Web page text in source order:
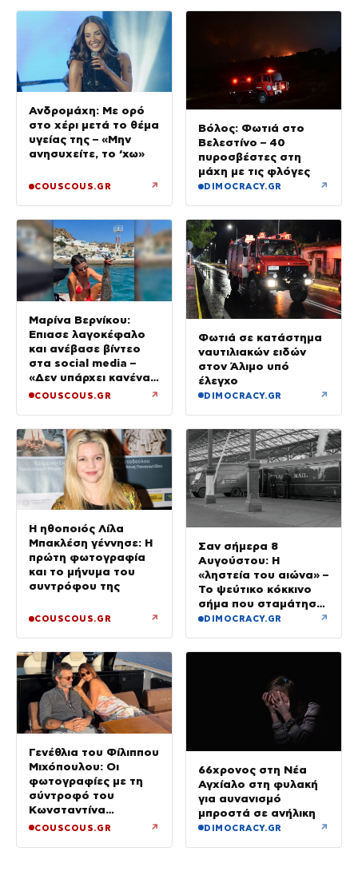
Ανδρομάχη: Με ορό
στο χέρι μετά το θέμα
υγείας της – «Μην
ανησυχείτε, το ‘χω»
COUSCOUS.GR ↗
Βόλος: Φωτιά στο
Βελεστίνο – 40
πυροσβέστες στη
μάχη με τις φλόγες
DIMOCRACY.GR ↗
Μαρίνα Βερνίκου:
Έπιασε λαγοκέφαλο
και ανέβασε βίντεο
στα social media –
«Δεν υπάρχει κανένας
λόγος να φοβόμαστε»
COUSCOUS.GR ↗
Φωτιά σε κατάστημα
ναυτιλιακών ειδών
στον Άλιμο υπό
έλεγχο
DIMOCRACY.GR ↗
Η ηθοποιός Λίλα
Μπακλέση γέννησε: Η
πρώτη φωτογραφία
και το μήνυμα του
συντρόφου της
COUSCOUS.GR ↗
Σαν σήμερα 8
Αυγούστου: Η
«ληστεία του αιώνα» –
Το ψεύτικο κόκκινο
σήμα που σταμάτησε
τρένο με 2,6 εκατ.
DIMOCRACY.GR ↗
Γενέθλια του Φίλιππου
Μιχόπουλου: Οι
φωτογραφίες με τη
σύντροφό του
Κωνσταντίνα
Ευρυπίδου και το
COUSCOUS.GR ↗
66χρονος στη Νέα
Αγχίαλο στη φυλακή
για αυνανισμό
μπροστά σε ανήλικη
DIMOCRACY.GR ↗